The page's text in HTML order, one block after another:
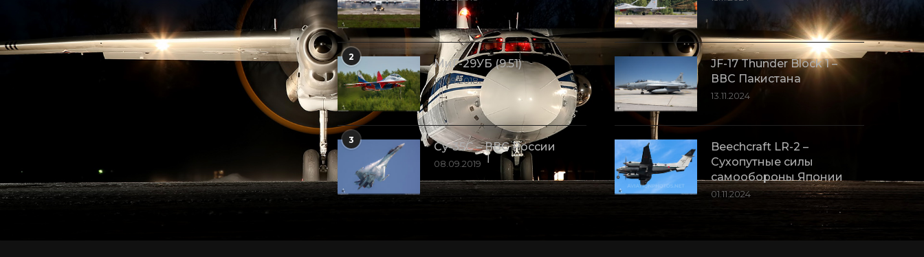
2
МиГ-29УБ (9.51)
10.09.2018
3
Су-35С – ВВС России
08.09.2019
JF-17 Thunder Block 1 –
ВВС Пакистана
13.11.2024
Beechcraft LR-2 –
Сухопутные силы
самообороны Японии
01.11.2024